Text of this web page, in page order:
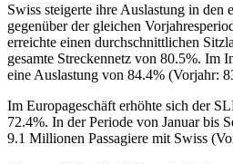
Swiss steigerte ihre Auslastung in den
gegenüber der gleichen
erreichte einen durchschnittlichen
gesamte Streckennetz von 80.5%. Im
eine Auslastung von 84.4% (Vorjahr:
Im Europageschäft erhöhte sich der
72.4%. In der Periode von Januar bis
9.1 Millionen Passagiere mit Swiss